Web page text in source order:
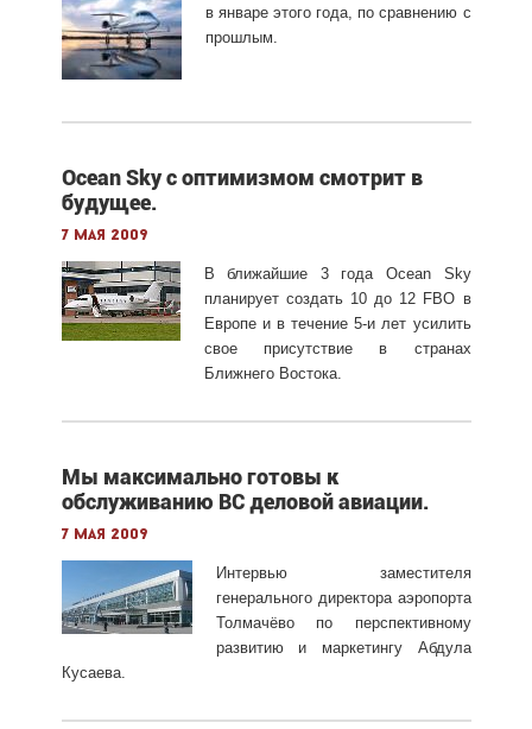
в январе этого года, по сравнению с
прошлым.
Ocean Sky с оптимизмом смотрит в
будущее.
7 мая 2009
В ближайшие 3 года Ocean Sky
планирует создать 10 до 12 FBO в
Европе и в течение 5-и лет усилить
свое присутствие в странах
Ближнего Востока.
Мы максимально готовы к
обслуживанию ВС деловой авиации.
7 мая 2009
Интервью заместителя
генерального директора аэропорта
Толмачёво по перспективному
развитию и маркетингу Абдула
Кусаева.